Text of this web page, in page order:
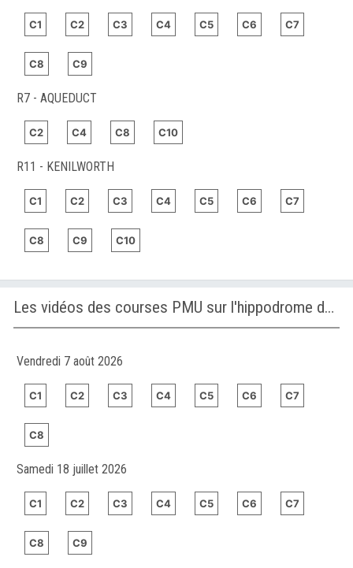
C1 C2 C3 C4 C5 C6 C7
C8 C9
R7 - AQUEDUCT
C2 C4 C8 C10
R11 - KENILWORTH
C1 C2 C3 C4 C5 C6 C7
C8 C9 C10
Les vidéos des courses PMU sur l'hippodrome de WOLVEGA
Vendredi 7 août 2026
C1 C2 C3 C4 C5 C6 C7
C8
Samedi 18 juillet 2026
C1 C2 C3 C4 C5 C6 C7
C8 C9